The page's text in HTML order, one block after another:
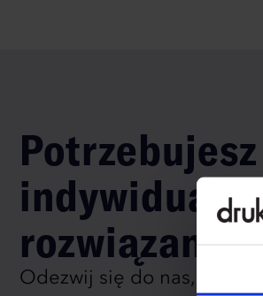
Potrzebujesz
rozwiązania?
Odezwij się do nas, aby